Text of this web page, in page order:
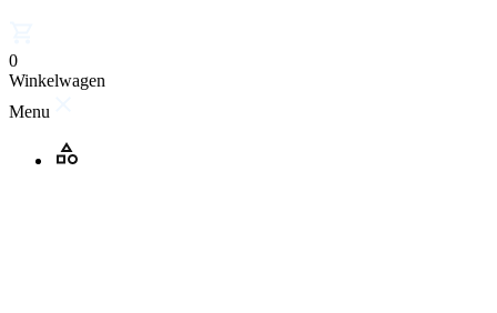
0
Winkelwagen
Menu